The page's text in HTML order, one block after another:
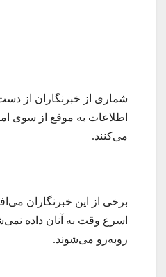
شماری از خبرنگاران از
اطلاعات به موقع از سوی
می‌کنند.
برخی از این خبرنگاران
اسرع وقت به آنان داده
روبه‌رو می‌شوند.